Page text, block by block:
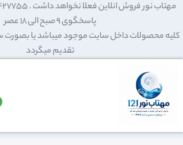
پاسخگوی 9 صبح الی 18 عصر
کلیه محصولات داخل سایت موجود میباشد یا بصورت
تقدیم میگردد